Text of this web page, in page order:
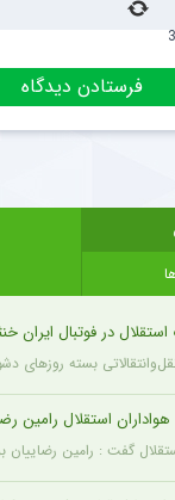
3
استقلال در فوتبال ایران
بسته
استقلال رامین رضاییان را با
گفت : رامین رضاییان